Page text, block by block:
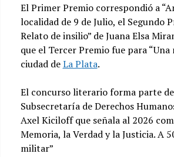
El Primer Premio correspondió a
localidad de 9 de Julio, el Segundo
Relato de insilio” de Juana Elsa
que el Tercer Premio fue para
ciudad deLa Plata.
El concurso literario forma parte
Subsecretaría de Derechos
Axel Kiciloff que señala al 2026
Memoria, la Verdad y la Justicia. A
militar”